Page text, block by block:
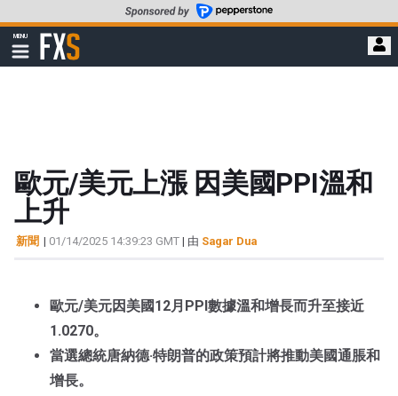
至
要
MENU
顯
示
FXStreet
歐元/美元上漲 因美國PPI溫和
上升
新聞 | 01/14/2025 14:39:23 GMT | 由 Sagar Dua
歐元/美元因美國12月PPI數據溫和增長而升至接近
1.0270。
當選總統唐納德·特朗普的政策預計將推動美國通脹和
增長。